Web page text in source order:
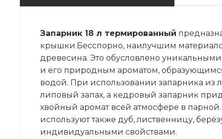
Запарник 18 л термированный
крышки.Бесспорно, наилучшим
древесина. Это обусловлено
и его природным ароматом,
водой. При использовании запарника из
липовый запах, а кедровый запарник
хвойный аромат всей атмосфере в
используют также дуб, лиственницу,
индивидуальными свойствами.